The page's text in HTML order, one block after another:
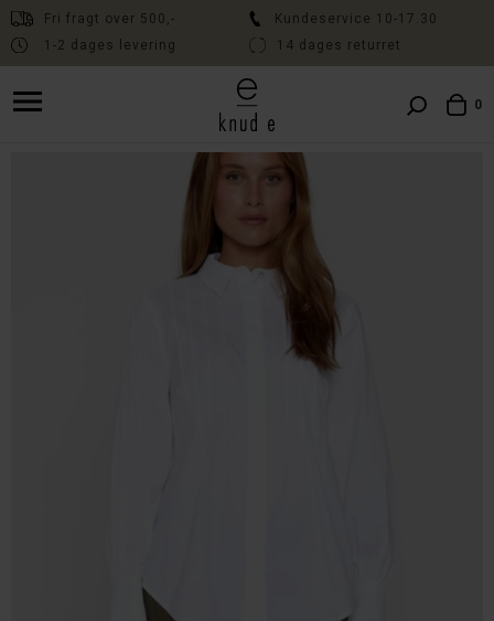
Fri fragt over 500,-
Kundeservice 10-17.30
1-2 dages levering
14 dages returret
Fri fragt over 500,- // Kundeservice 10:00-17:30 // Levering 1-2 dage
// 14 dages fri returret
0